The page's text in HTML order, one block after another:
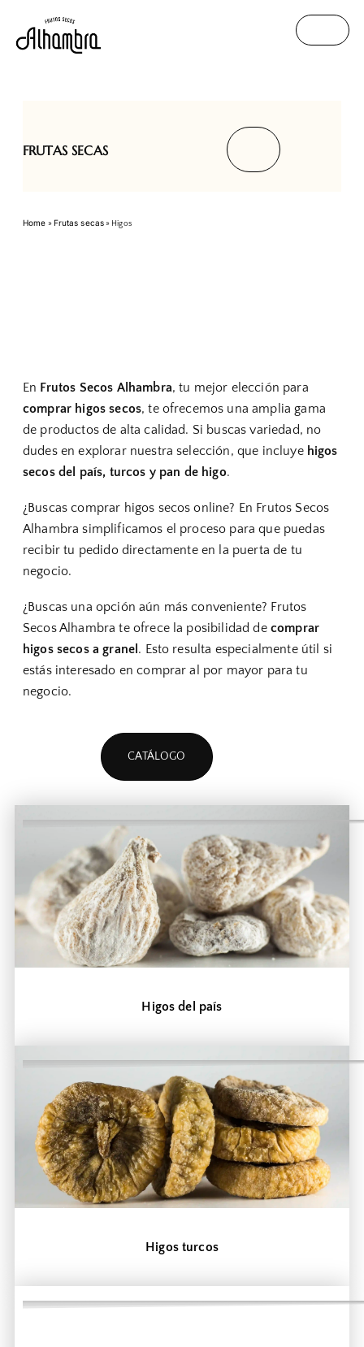
FRUTAS SECAS
Home »Frutas secas» Higos
En Frutos Secos Alhambra, tu mejor elección para
comprar higos secos, te ofrecemos una amplia gama
de productos de alta calidad. Si buscas variedad, no
dudes en explorar nuestra selección, que incluye higos
secos del país, turcos y pan de higo.
¿Buscas comprar higos secos online? En Frutos Secos
Alhambra simplificamos el proceso para que puedas
recibir tu pedido directamente en la puerta de tu
negocio.
¿Buscas una opción aún más conveniente? Frutos
Secos Alhambra te ofrece la posibilidad de comprar
higos secos a granel . Esto resulta especialmente útil si
estás interesado en comprar al por mayor para tu
negocio.
CATÁLOGO
Higos del país
Higos turcos